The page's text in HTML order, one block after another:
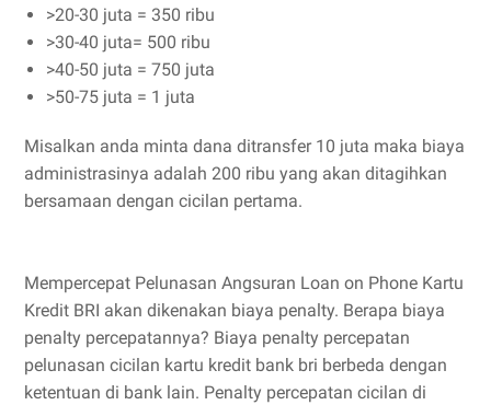
>20-30 juta = 350 ribu
>30-40 juta= 500 ribu
>40-50 juta = 750 juta
>50-75 juta = 1 juta
Misalkan anda minta dana ditransfer 10 juta maka biaya
administrasinya adalah 200 ribu yang akan ditagihkan
bersamaan dengan cicilan pertama.
Mempercepat Pelunasan Angsuran Loan on Phone Kartu
Kredit BRI akan dikenakan biaya penalty. Berapa biaya
penalty percepatannya? Biaya penalty percepatan
pelunasan cicilan kartu kredit bank bri berbeda dengan
ketentuan di bank lain. Penalty percepatan cicilan di